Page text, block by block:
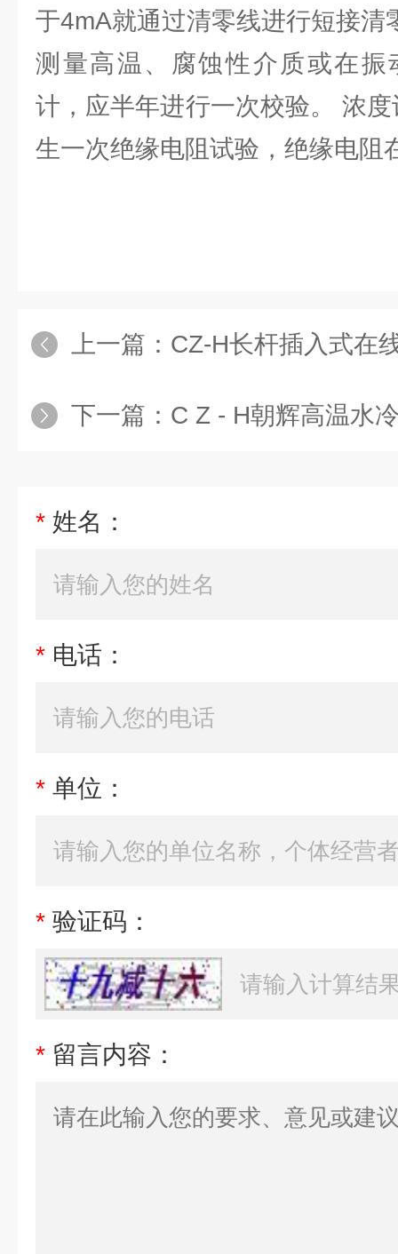
于4mA就通过清零线进行短接清
测量高温、腐蚀性介质或在振
计，应半年进行一次校验。 浓
生一次绝缘电阻试验，绝缘电阻
上一篇： CZ-H长杆插入式在线浓
下一篇： C Z - H朝辉高温水冷在
* 姓名：
* 电话：
* 单位：
* 验证码：
* 留言内容：